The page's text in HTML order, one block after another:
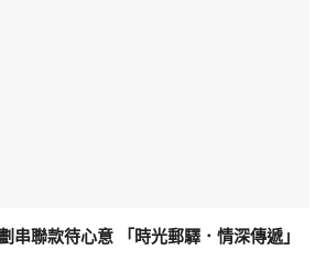
串聯款待心意 「時光郵驛．情深傳遞」